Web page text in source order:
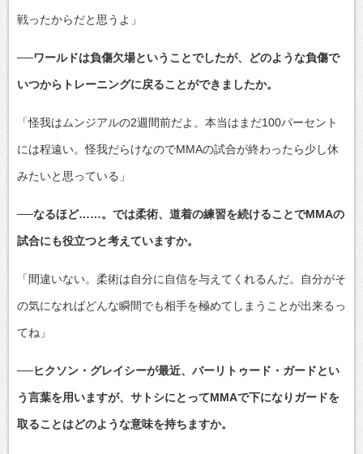
戦ったからだと思うよ」
──ワールドは負傷欠場ということでしたが、どのような負傷で
いつからトレーニングに戻ることができましたか。
「怪我はムンジアルの2週間前だよ。本当はまだ100パーセント
には程遠い。怪我だらけなのでMMAの試合が終わったら少し休
みたいと思っている」
──なるほど……。では柔術、道着の練習を続けることでMMAの
試合にも役立つと考えていますか。
「間違いない。柔術は自分に自信を与えてくれるんだ。自分がそ
の気になればどんな瞬間でも相手を極めてしまうことが出来るっ
てね」
──ヒクソン・グレイシーが最近、バーリトゥード・ガードとい
う言葉を用いますが、サトシにとってMMAで下になりガードを
取ることはどのような意味を持ちますか。